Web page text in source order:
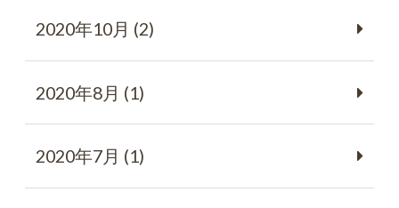
2020年10月 (2)
2020年8月 (1)
2020年7月 (1)